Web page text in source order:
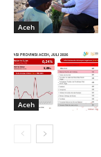
Aceh
Aceh